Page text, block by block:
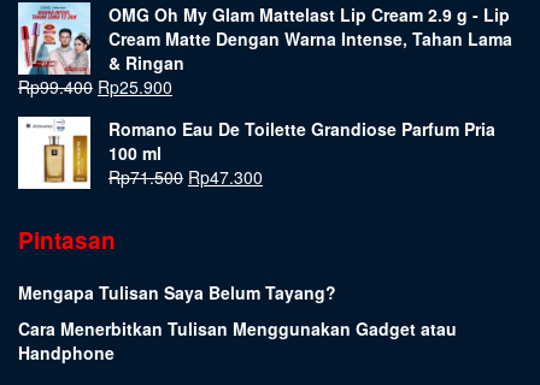
OMG Oh My Glam Mattelast Lip Cream 2.9 g - Lip
Cream Matte Dengan Warna Intense, Tahan Lama
& Ringan
Rp99.400 Rp25.900
Romano Eau De Toilette Grandiose Parfum Pria
100 ml
Rp71.500 Rp47.300
Pintasan
Mengapa Tulisan Saya Belum Tayang?
Cara Menerbitkan Tulisan Menggunakan Gadget atau
Handphone